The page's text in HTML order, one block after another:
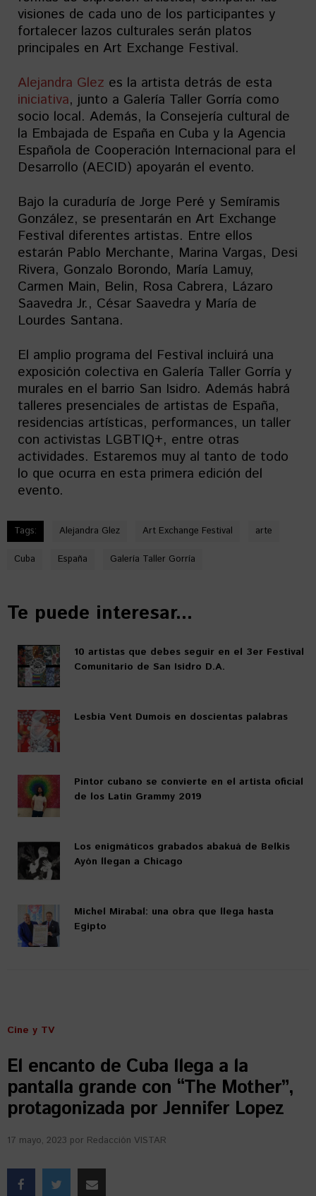
visiones de cada uno de los participantes y
fortalecer lazos culturales serán platos
principales en Art Exchange Festival.
Alejandra Glez es la artista detrás de esta
iniciativa, junto a Galería Taller Gorría como
socio local. Además, la Consejería cultural de
la Embajada de España en Cuba y la Agencia
Española de Cooperación Internacional para el
Desarrollo (AECID) apoyarán el evento.
Bajo la curaduría de Jorge Peré y Semíramis
González, se presentarán en Art Exchange
Festival diferentes artistas. Entre ellos
estarán Pablo Merchante, Marina Vargas, Desi
Rivera, Gonzalo Borondo, María Lamuy,
Carmen Main, Belin, Rosa Cabrera, Lázaro
Saavedra Jr., César Saavedra y María de
Lourdes Santana.
El amplio programa del Festival incluirá una
exposición colectiva en Galería Taller Gorría y
murales en el barrio San Isidro. Además habrá
talleres presenciales de artistas de España,
residencias artísticas, performances, un taller
con activistas LGBTIQ+, entre otras
actividades. Estaremos muy al tanto de todo
lo que ocurra en esta primera edición del
evento.
Tags: Alejandra Glez Art Exchange Festival arte
Cuba España Galería Taller Gorría
Te puede interesar...
10 artistas que debes seguir en el 3er Festival
Comunitario de San Isidro D.A.
Lesbia Vent Dumois en doscientas palabras
Pintor cubano se convierte en el artista oficial
de los Latin Grammy 2019
Los enigmáticos grabados abakuá de Belkis
Ayón llegan a Chicago
Michel Mirabal: una obra que llega hasta
Egipto
Cine y TV
El encanto de Cuba llega a la
pantalla grande con “The Mother”,
protagonizada por Jennifer Lopez
17 mayo, 2023 por Redacción VISTAR